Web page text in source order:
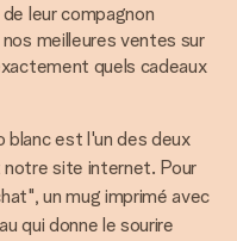
leur compagnon
meilleures ventes sur
quels cadeaux
est l'un des deux
site internet. Pour
un mug imprimé avec
qui donne le sourire